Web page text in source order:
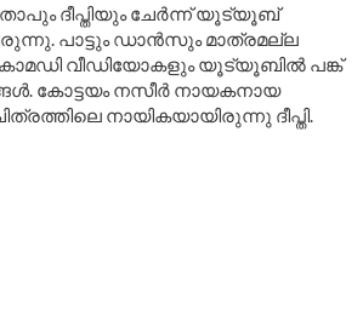
ദീപ്തിയും ചേർന്ന് യൂട്യൂബ്
പാട്ടും ഡാൻസും മാത്രമല്ല
വീഡിയോകളും യൂട്യൂബിൽ പങ്ക്
കോട്ടയം നസീർ നായകനായ
നായികയായിരുന്നു ദീപ്തി.